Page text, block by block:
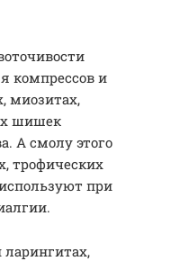
компрессов и
миозитах,
шишек
А смолу этого
трофических
при